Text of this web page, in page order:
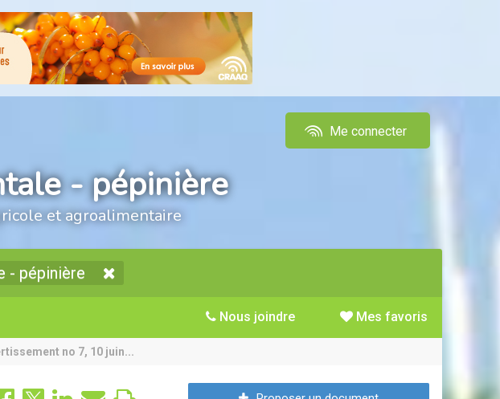
Me connecter
- pépinière
et agroalimentaire
- pépinière
Mes favoris
Nous joindre
no 7, 10 juin...